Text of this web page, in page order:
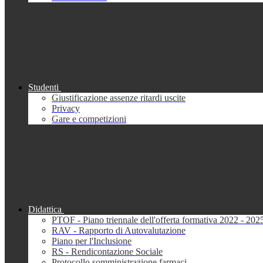
Studenti
Giustificazione assenze ritardi uscite
Privacy
Gare e competizioni
Didattica
PTOF - Piano triennale dell'offerta formativa 2022 -
RAV - Rapporto di Autovalutazione
Piano per l'Inclusione
RS - Rendicontazione Sociale